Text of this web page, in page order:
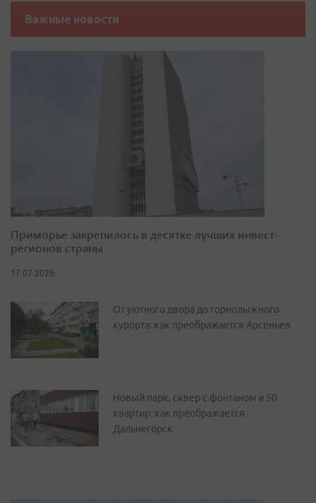
Важные новости
Приморье закрепилось в десятке лучших инвест-
регионов страны
17.07.2026
От уютного двора до горнолыжного
курорта: как преображается Арсеньев
Новый парк, сквер с фонтаном и 50
квартир: как преображается
Дальнегорск